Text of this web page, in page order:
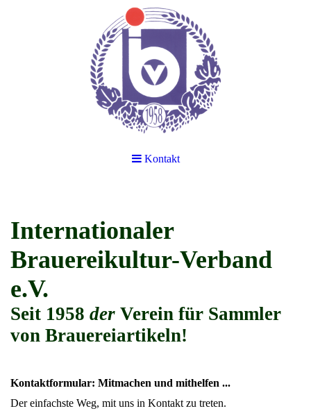
Kontakt
Internationaler
Brauereikultur-Verband
e.V.
Seit 1958 der Verein für Sammler
von Brauereiartikeln!
Kontaktformular: Mitmachen und mithelfen ...
Der einfachste Weg, mit uns in Kontakt zu treten.